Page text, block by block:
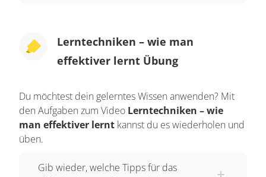
Lerntechniken – wie man
effektiver lernt Übung
Du möchtest dein gelerntes Wissen anwenden? Mit
den Aufgaben zum Video Lerntechniken – wie
man effektiver lernt kannst du es wiederholen und
üben.
Gib wieder, welche Tipps für das